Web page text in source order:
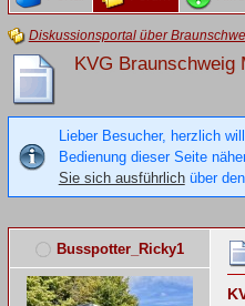
Diskussionsportal über
KVG Braunschweig
Lieber Besucher, herzlich
Bedienung dieser Seite
Sie sich ausführlichüber
Busspotter_Ricky1